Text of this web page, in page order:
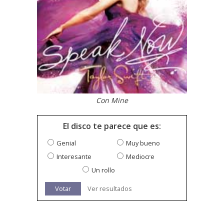
Con Mine
El disco te parece que es:
Genial
Muy bueno
Interesante
Mediocre
Un rollo
Votar Ver resultados